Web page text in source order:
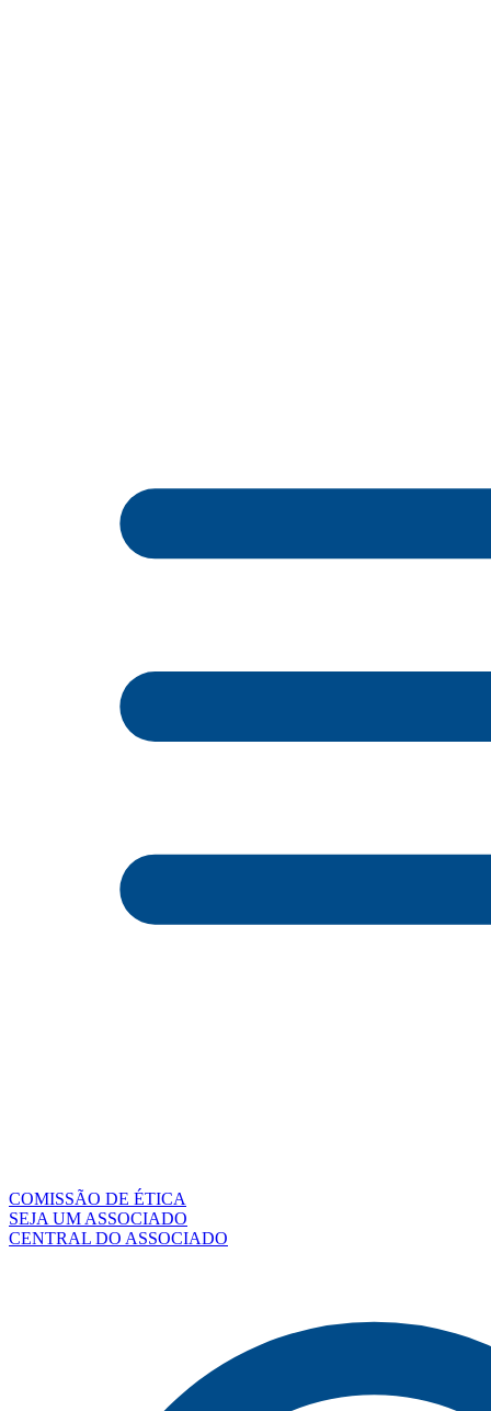
COMISSÃO DE ÉTICA
SEJA UM ASSOCIADO
CENTRAL DO ASSOCIADO